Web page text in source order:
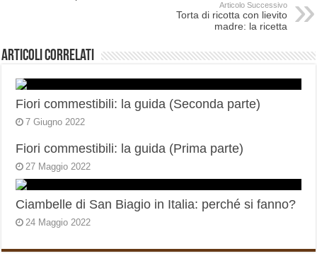
Articolo Successivo
Torta di ricotta con lievito
madre: la ricetta
Articoli correlati
Fiori commestibili: la guida (Seconda parte)
7 Giugno 2022
Fiori commestibili: la guida (Prima parte)
27 Maggio 2022
Ciambelle di San Biagio in Italia: perché si fanno?
24 Maggio 2022